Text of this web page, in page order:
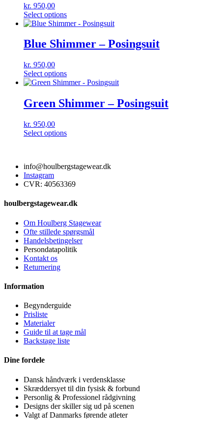
kr. 950,00
Select options
Blue Shimmer – Posingsuit
kr. 950,00
Select options
Green Shimmer – Posingsuit
kr. 950,00
Select options
info@houlbergstagewear.dk
Instagram
CVR: 40563369
houlbergstagewear.dk
Om Houlberg Stagewear
Ofte stillede spørgsmål
Handelsbetingelser
Persondatapolitik
Kontakt os
Returnering
Information
Begynderguide
Prisliste
Materialer
Guide til at tage mål
Backstage liste
Dine fordele
Dansk håndværk i verdensklasse
Skræddersyet til din fysisk & forbund
Personlig & Professionel rådgivning
Designs der skiller sig ud på scenen
Valgt af Danmarks førende atleter